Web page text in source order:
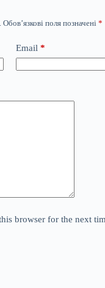
Обов’язкові поля позначені *
Email *
browser for the next